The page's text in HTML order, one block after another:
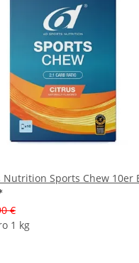
Nutrition Sports Chew 10er
€
1 kg